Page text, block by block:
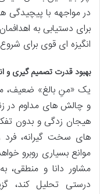
در مواجهه با پیچیدگی
برای دستیابی به
انگیزه ای قوی برای
بهبود قدرت تصمیم گیری و
یک «منِ بالغ» ضعیف،
و چالش های مداوم در
هیجان زدگی و بدون
های سخت گیرانه، فرد
موانع بسیاری روبرو
مشاور دانا و منطقی،
درستی تحلیل کند،